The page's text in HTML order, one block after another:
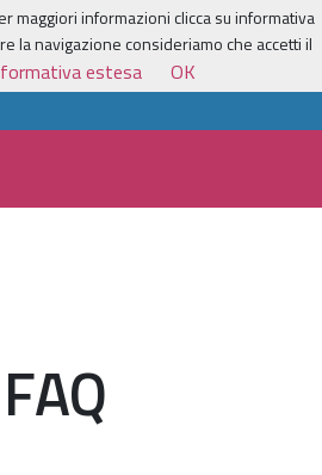
FAQ
maggiori informazioni clicca su informativa
la navigazione consideriamo che accetti il
estesa OK